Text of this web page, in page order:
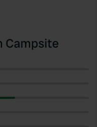
Campsite